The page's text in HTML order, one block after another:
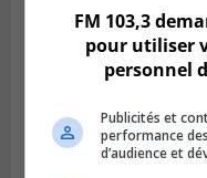
FM 103,3
pour utiliser
personnel
Publicités et
performance
d’audience et